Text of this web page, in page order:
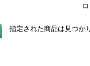
指定された商品は見つか